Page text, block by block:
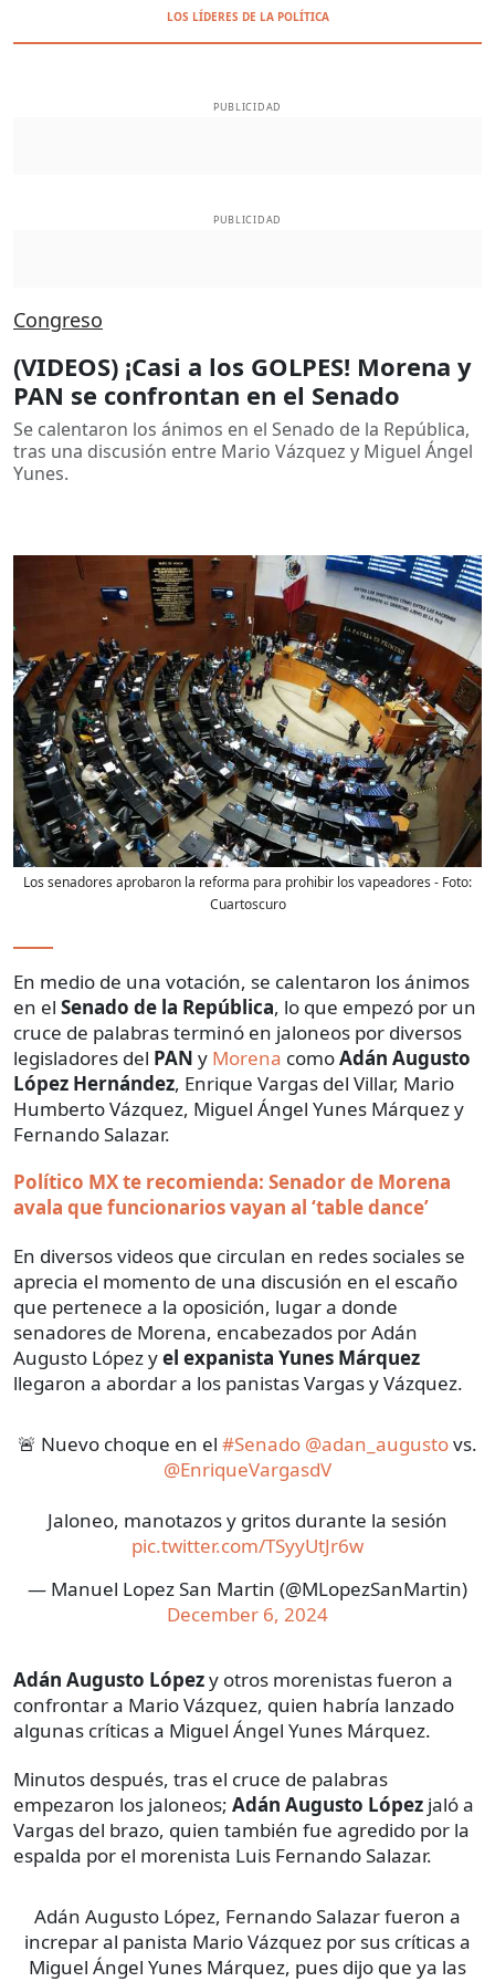
LOS LÍDERES DE LA POLÍTICA
PUBLICIDAD
PUBLICIDAD
Congreso
(VIDEOS) ¡Casi a los GOLPES! Morena y
PAN se confrontan en el Senado
Se calentaron los ánimos en el Senado de la República,
tras una discusión entre Mario Vázquez y Miguel Ángel
Yunes.
Los senadores aprobaron la reforma para prohibir los vapeadores - Foto:
Cuartoscuro
En medio de una votación, se calentaron los ánimos
en el Senado de la República, lo que empezó por un
cruce de palabras terminó en jaloneos por diversos
legisladores del PAN y Morena comoAdán Augusto
López Hernández, Enrique Vargas del Villar, Mario
Humberto Vázquez, Miguel Ángel Yunes Márquez y
Fernando Salazar.
Político MX te recomienda: Senador de Morena
avala que funcionarios vayan al ‘table dance’
En diversos videos que circulan en redes sociales se
aprecia el momento de una discusión en el escaño
que pertenece a la oposición, lugar a donde
senadores de Morena, encabezados por Adán
Augusto López yel expanista Yunes Márquez
llegaron a abordar a los panistas Vargas y Vázquez.
🚨 Nuevo choque en el #Senado @adan_augustovs.
@EnriqueVargasdV
Jaloneo, manotazos y gritos durante la sesión
pic.twitter.com/TSyyUtJr6w
— Manuel Lopez San Martin (@MLopezSanMartin)
December 6, 2024
Adán Augusto Lópezy otros morenistas fueron a
confrontar a Mario Vázquez, quien habría lanzado
algunas críticas a Miguel Ángel Yunes Márquez.
Minutos después, tras el cruce de palabras
empezaron los jaloneos; Adán Augusto López jaló a
Vargas del brazo, quien también fue agredido por la
espalda por el morenista Luis Fernando Salazar.
Adán Augusto López, Fernando Salazar fueron a
increpar al panista Mario Vázquez por sus críticas a
Miguel Ángel Yunes Márquez, pues dijo que ya las